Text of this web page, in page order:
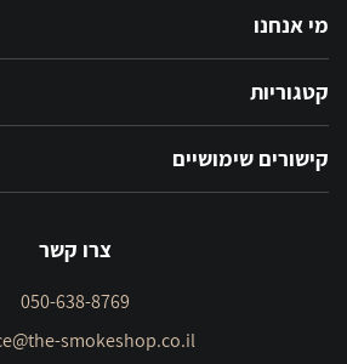
מי אנחנו
קטגוריות
קישורים שימושיים
צרו קשר
050-638-8769
smokeshop.co.il